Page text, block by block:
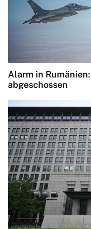
Alarm in
abgeschossen